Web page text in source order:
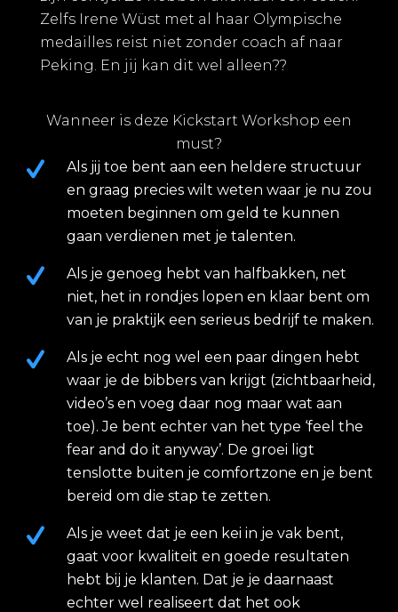
Zelfs Irene Wüst met al haar Olympische
medailles reist niet zonder coach af naar
Peking. En jij kan dit wel alleen??
Wanneer is deze Kickstart Workshop een
must?
Als jij toe bent aan een heldere structuur
en graag precies wilt weten waar je nu zou
moeten beginnen om geld te kunnen
gaan verdienen met je talenten.
​Als je genoeg hebt van halfbakken, net
niet, het in rondjes lopen en klaar bent om
van je praktijk een serieus bedrijf te maken.
Als je echt nog wel een paar dingen hebt
waar je de bibbers van krijgt (zichtbaarheid,
video’s en voeg daar nog maar wat aan
toe). Je bent echter van het type ‘feel the
fear and do it anyway’. De groei ligt
tenslotte buiten je comfortzone en je bent
bereid om die stap te zetten.
Als je weet dat je een kei in je vak bent,
gaat voor kwaliteit en goede resultaten
hebt bij je klanten. Dat je je daarnaast
echter wel realiseert dat het ook